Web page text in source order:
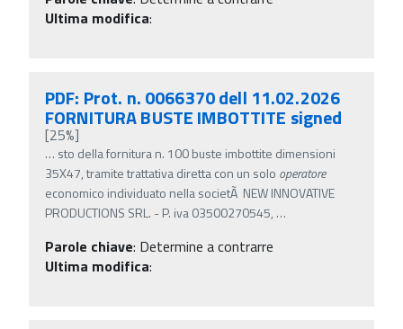
Ultima modifica:
PDF: Prot. n. 0066370 dell 11.02.2026
FORNITURA BUSTE IMBOTTITE signed
[25%]
… sto della fornitura n. 100 buste imbottite dimensioni
35X47, tramite trattativa diretta con un solo operatore
economico individuato nella societÃ NEW INNOVATIVE
PRODUCTIONS SRL. - P. iva 03500270545, …
Parole chiave: Determine a contrarre
Ultima modifica: